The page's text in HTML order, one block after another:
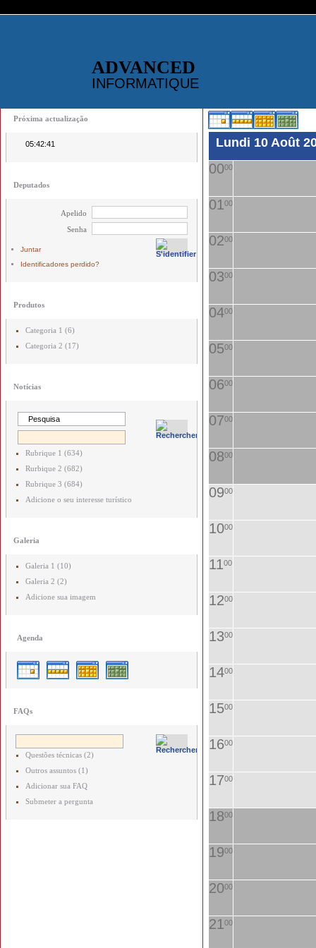
ADVANCED
INFORMATIQUE
Próxima actualização
05:42:41
Deputados
Apelido
Senha
Juntar
Identificadores perdido?
Produtos
Categoria 1 (6)
Categoria 2 (17)
Notícias
Rubrique 1 (634)
Rurbique 2 (682)
Rubrique 3 (684)
Adicione o seu interesse turístico
Galeria
Galeria 1 (10)
Galeria 2 (2)
Adicione sua imagem
Agenda
FAQs
Questões técnicas (2)
Outros assuntos (1)
Adicionar sua FAQ
Submeter a pergunta
Lundi 10 Août
0000
0100
0200
0300
0400
0500
0600
0700
0800
0900
1000
1100
1200
1300
1400
1500
1600
1700
1800
1900
2000
2100